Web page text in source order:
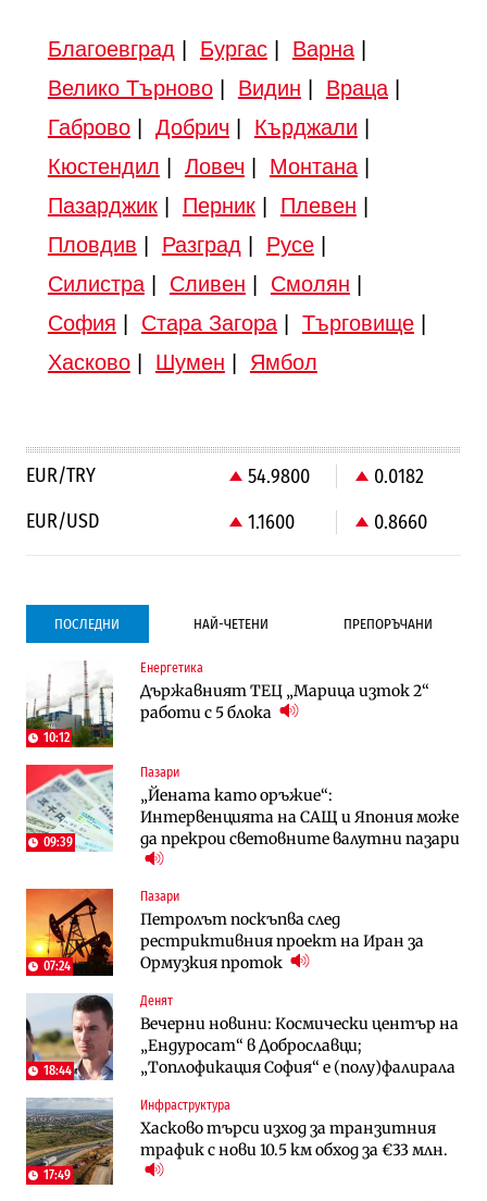
Благоевград Бургас| Варна|
Велико Търново| Видин Враца|
Габрово| Добрич Кърджали
Кюстендил
Ловеч Монтана|
Пазарджик| Перник| Плевен
Пловдив
Разград Русе|
Силистра| Сливен Смолян
София
Стара Загора| Търговище|
Хасково| Шумен Ямбол
EUR/TRY 54.9800
0.0182
EUR/USD
1.1600 0.8660
ПОСЛЕДНИ НАЙ-ЧЕТЕНИ ПРЕПОРЪЧАНИ
10:12
Енергетика
Държавният ТЕЦ „Марица изток 2“
работи с 5 блока
09:39
Пазари
„Йената като оръжие“:
Интервенцията на САЩ и Япония може
да прекрои световните валутни пазари
07:24
Пазари
Петролът поскъпва след
рестриктивния проект на Иран за
Ормузкия проток
18:44
Денят
Вечерни новини: Космически център на
„Ендуросат“ в Доброславци;
„Топлофикация София“ e (полу)фалирала
17:49
Инфраструктура
Хасково търси изход за транзитния
трафик с нови 10.5 км обход за €33 млн.
Градоустройство
Столична община избра изпълнител за
преместването на трамвайното
Компании
Vivacom предлага над 150 устройства с
90% отстъпка през август
АЕЦ „Козлодуй“ ще работи само още
няколко седмици, ако сушата продължи
Трафикът толкова е намалял, че големи
медии обмислят да се откажат
напълно от Google
Общините вече зависят от
централната власт за 75% от
бюджетите си
Компании
Vivacom предлага над 150 устройства с
90% отстъпка през август
To:know
Последни дни с обозначаване на цените
в лева: Какво предстои?
Столична община избра изпълнител за
преместването на трамвайното
трасе по бул. „Скобелев“
Жилищата в България поскъпват при
намаляващо население и все повече
сгради
А1 отново е лидер при технологичните
компании и системните интегратори